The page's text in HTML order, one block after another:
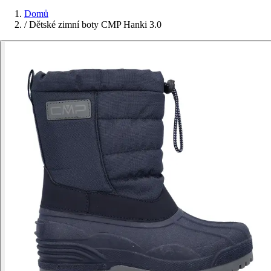
Domů
/ Dětské zimní boty CMP Hanki 3.0